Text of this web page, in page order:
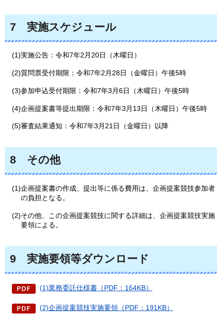
7 実施スケジュール
(1)実施公告：令和7年2月20日（木曜日）
(2)質問票受付期限：令和7年2月28日（金曜日）午後5時
(3)参加申込受付期限：令和7年3月6日（木曜日）午後5時
(4)企画提案書等提出期限：令和7年3月13日（木曜日）午後5時
(5)審査結果通知：令和7年3月21日（金曜日）以降
8 その他
(1)企画提案書の作成、提出等に係る費用は、企画提案競技参加者
の負担となる。
(2)その他、この企画提案競技に関する詳細は、企画提案競技実施
要領による。
9 実施要領等ダウンロード
(1)業務委託仕様書（PDF：164KB）
(2)企画提案競技実施要領（PDF：191KB）